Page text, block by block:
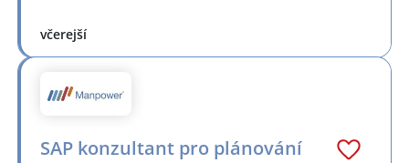
včerejší
SAP konzultant pro plánování